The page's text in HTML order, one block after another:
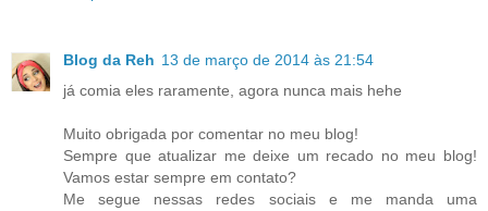
Blog da Reh 13 de março de 2014 às 21:54
já comia eles raramente, agora nunca mais hehe
Muito obrigada por comentar no meu blog!
Sempre que atualizar me deixe um recado no meu blog!
Vamos estar sempre em contato?
Me segue nessas redes sociais e me manda uma